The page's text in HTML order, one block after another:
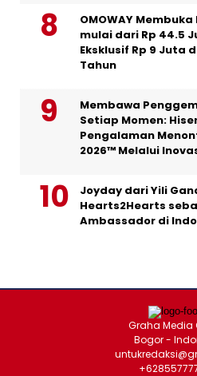
OMOWAY
mulai dari Rp 44.5
Eksklusif Rp 9 Juta
Tahun
Membawa
Setiap Momen:
Pengalaman
2026™ Melalui
Joyday dari Yili
Hearts2Hearts
Ambassador di
Graha Media
Bogor -